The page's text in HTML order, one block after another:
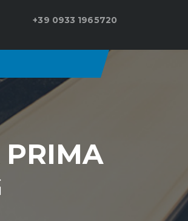
+39 0933 1965720
PRIMA